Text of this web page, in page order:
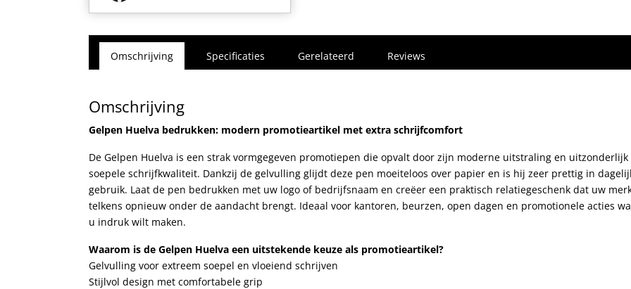
Omschrijving Specificaties Gerelateerd Reviews
Omschrijving
Gelpen Huelva bedrukken: modern promotieartikel met extra schrijfcomfort
De Gelpen Huelva is een strak vormgegeven promotiepen die opvalt door zijn moderne uitstraling en uitzonderlijk
soepele schrijfkwaliteit. Dankzij de gelvulling glijdt deze pen moeiteloos over papier en is hij zeer prettig in
gebruik. Laat de pen bedrukken met uw logo of bedrijfsnaam en creëer een praktisch relatiegeschenk dat uw
telkens opnieuw onder de aandacht brengt. Ideaal voor kantoren, beurzen, open dagen en promotionele acties
u indruk wilt maken.
Waarom is de Gelpen Huelva een uitstekende keuze als promotieartikel?
Gelvulling voor extreem soepel en vloeiend schrijven
Stijlvol design met comfortabele grip